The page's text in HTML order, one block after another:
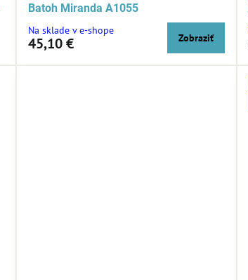
Batoh Miranda A1055
Na sklade v e-shope
45,10 € Zobraziť